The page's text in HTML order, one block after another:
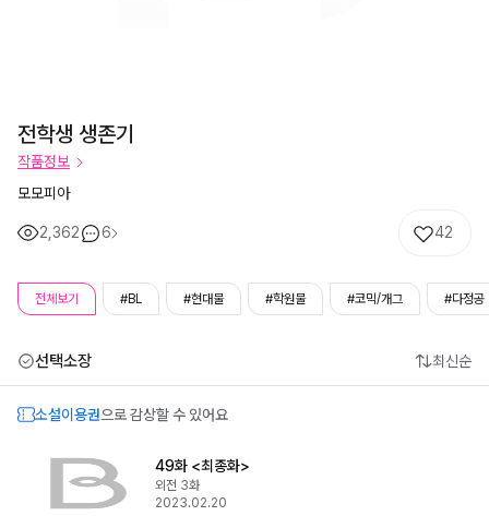
전학생 생존기
작품정보
모모피아
2,362 6 42
전체보기 #BL #현대물 #학원물 #코믹/개그 #다정공
선택소장 최신순
소설이용권으로 감상할 수 있어요
49화 <최종화>
외전 3화
2023.02.20